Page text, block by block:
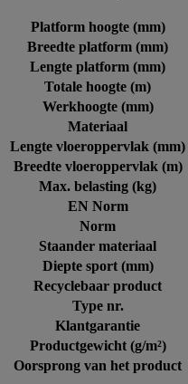
Platform hoogte (mm)
Breedte platform (mm)
Lengte platform (mm)
Totale hoogte (m)
Werkhoogte (mm)
Materiaal
Lengte vloeroppervlak (mm)
Breedte vloeroppervlak (m)
Max. belasting (kg)
EN Norm
Norm
Staander materiaal
Diepte sport (mm)
Recyclebaar product
Type nr.
Klantgarantie
Productgewicht (g/m²)
Oorsprong van het product